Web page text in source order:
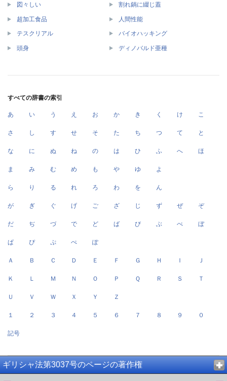
図々しい 割れ鍋に綴じ蓋
超加工食品 人間性能
テスクリアル バイオハッキング
頭身 ディノバルド亜種
すべての辞書の索引
あ い う え お か き く け こ
さ し す せ そ た ち つ て と
な に ぬ ね の は ひ ふ へ ほ
ま み む め も や ゆ よ
ら り る れ ろ わ を ん
が ぎ ぐ げ ご ざ じ ず ぜ ぞ
だ ぢ づ で ど ば び ぶ べ ぼ
ぱ ぴ ぷ ぺ ぽ
Ａ Ｂ Ｃ Ｄ Ｅ Ｆ Ｇ Ｈ Ｉ Ｊ
Ｋ Ｌ Ｍ Ｎ Ｏ Ｐ Ｑ Ｒ Ｓ Ｔ
Ｕ Ｖ Ｗ Ｘ Ｙ Ｚ
１ ２ ３ ４ ５ ６ ７ ８ ９ ０
記号
ギリシャ法第3037号のページの著作権